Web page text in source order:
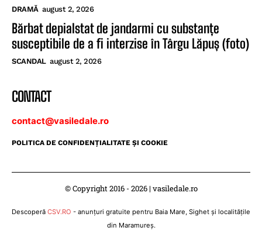
DRAMĂ august 2, 2026
Bărbat depialstat de jandarmi cu substanțe
susceptibile de a fi interzise în Târgu Lăpuș (foto)
SCANDAL august 2, 2026
CONTACT
contact@vasiledale.ro
POLITICA DE CONFIDENŢIALITATE ŞI COOKIE
© Copyright 2016 - 2026 | vasiledale.ro
Descoperă CSV.RO - anunțuri gratuite pentru Baia Mare, Sighet și localitățile
din Maramureș.